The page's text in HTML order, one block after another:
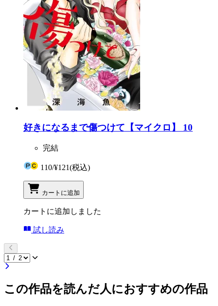
好きになるまで傷つけて【マイクロ】 10
完結
110/¥121(税込)
カートに追加
カートに追加しました
試し読み
この作品を読んだ人におすすめの作品